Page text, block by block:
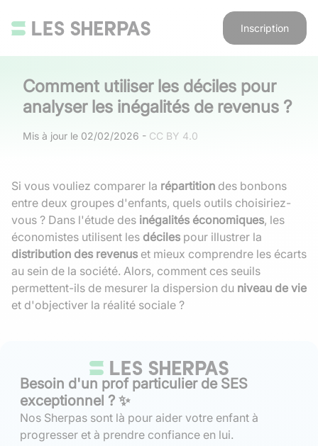
Inscription
Comment utiliser les déciles pour
analyser les inégalités de revenus ?
Mis à jour le 02/02/2026 - CC BY 4.0
Si vous vouliez comparer la répartition des bonbons
entre deux groupes d'enfants, quels outils choisiriez-
vous ? Dans l'étude des inégalités économiques, les
économistes utilisent les déciles pour illustrer la
distribution des revenus et mieux comprendre les écarts
au sein de la société. Alors, comment ces seuils
permettent-ils de mesurer la dispersion du niveau de vie
et d'objectiver la réalité sociale ?
Besoin d'un prof particulier de SES
exceptionnel ? ✨
Nos Sherpas sont là pour aider votre enfant à
progresser et à prendre confiance en lui.